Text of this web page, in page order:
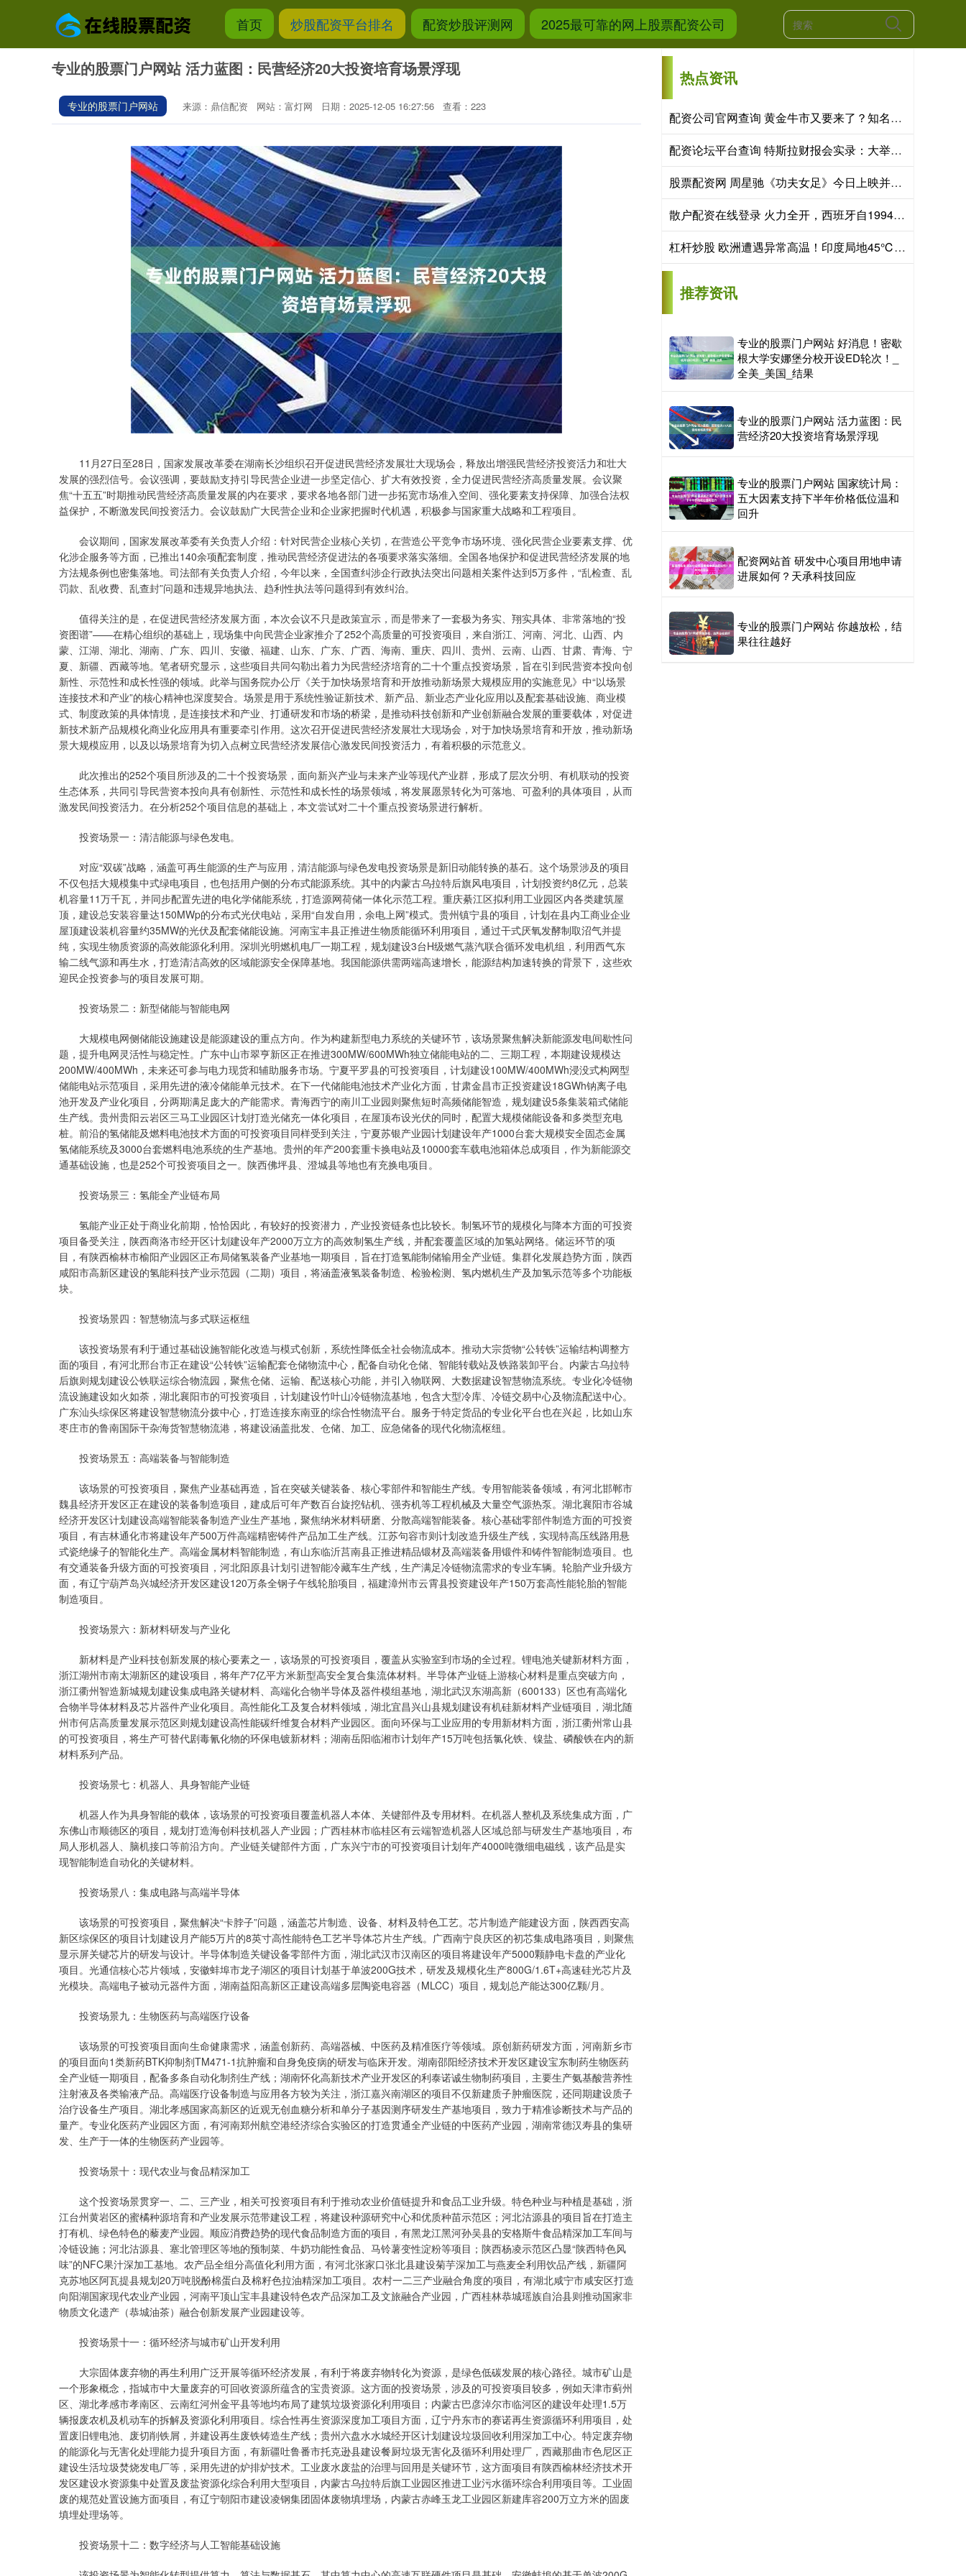
首页 炒股配资平台排名 配资炒股评测网 2025最可靠的网上股票配资公司
专业的股票门户网站 活力蓝图：民营经济20大投资培育场景浮现
专业的股票门户网站 来源：鼎信配资 网站：富灯网 日期：2025-12-05 16:27:56 查看：223
11月27日至28日，国家发展改革委在湖南长沙组织召开促进民营经济发展壮大现场会，释放出增强民营经济投资活力和壮大
发展的强烈信号。会议强调，要鼓励支持引导民营企业进一步坚定信心、扩大有效投资，全力促进民营经济高质量发展。会议聚
焦“十五五”时期推动民营经济高质量发展的内在要求，要求各地各部门进一步拓宽市场准入空间、强化要素支持保障、加强合法权
益保护，不断激发民间投资活力。会议鼓励广大民营企业和企业家把握时代机遇，积极参与国家重大战略和工程项目。
会议期间，国家发展改革委有关负责人介绍：针对民营企业核心关切，在营造公平竞争市场环境、强化民营企业要素支撑、优
化涉企服务等方面，已推出140余项配套制度，推动民营经济促进法的各项要求落实落细。全国各地保护和促进民营经济发展的地
方法规条例也密集落地。司法部有关负责人介绍，今年以来，全国查纠涉企行政执法突出问题相关案件达到5万多件，“乱检查、乱
罚款、乱收费、乱查封”问题和违规异地执法、趋利性执法等问题得到有效纠治。
值得关注的是，在促进民营经济发展方面，本次会议不只是政策宣示，而是带来了一套极为务实、翔实具体、非常落地的“投
资图谱”——在精心组织的基础上，现场集中向民营企业家推介了252个高质量的可投资项目，来自浙江、河南、河北、山西、内
蒙、江湖、湖北、湖南、广东、四川、安徽、福建、山东、广东、广西、海南、重庆、四川、贵州、云南、山西、甘肃、青海、宁
夏、新疆、西藏等地。笔者研究显示，这些项目共同勾勒出着力为民营经济培育的二十个重点投资场景，旨在引到民营资本投向创
新性、示范性和成长性强的领域。此举与国务院办公厅《关于加快场景培育和开放推动新场景大规模应用的实施意见》中“以场景
连接技术和产业”的核心精神也深度契合。场景是用于系统性验证新技术、新产品、新业态产业化应用以及配套基础设施、商业模
式、制度政策的具体情境，是连接技术和产业、打通研发和市场的桥梁，是推动科技创新和产业创新融合发展的重要载体，对促进
新技术新产品规模化商业化应用具有重要牵引作用。这次召开促进民营经济发展壮大现场会，对于加快场景培育和开放，推动新场
景大规模应用，以及以场景培育为切入点树立民营经济发展信心激发民间投资活力，有着积极的示范意义。
此次推出的252个项目所涉及的二十个投资场景，面向新兴产业与未来产业等现代产业群，形成了层次分明、有机联动的投资
生态体系，共同引导民营资本投向具有创新性、示范性和成长性的场景领域，将发展愿景转化为可落地、可盈利的具体项目，从而
激发民间投资活力。在分析252个项目信息的基础上，本文尝试对二十个重点投资场景进行解析。
投资场景一：清洁能源与绿色发电。
对应“双碳”战略，涵盖可再生能源的生产与应用，清洁能源与绿色发电投资场景是新旧动能转换的基石。这个场景涉及的项目
不仅包括大规模集中式绿电项目，也包括用户侧的分布式能源系统。其中的内蒙古乌拉特后旗风电项目，计划投资约8亿元，总装
机容量11万千瓦，并同步配置先进的电化学储能系统，打造源网荷储一体化示范工程。重庆綦江区拟利用工业园区内各类建筑屋
顶，建设总安装容量达150MWp的分布式光伏电站，采用“自发自用，余电上网”模式。贵州镇宁县的项目，计划在县内工商业企业
屋顶建设装机容量约35MW的光伏及配套储能设施。河南宝丰县正推进生物质能循环利用项目，通过干式厌氧发酵制取沼气并提
纯，实现生物质资源的高效能源化利用。深圳光明燃机电厂一期工程，规划建设3台H级燃气蒸汽联合循环发电机组，利用西气东
输二线气源和再生水，打造清洁高效的区域能源安全保障基地。我国能源供需两端高速增长，能源结构加速转换的背景下，这些欢
迎民企投资参与的项目发展可期。
投资场景二：新型储能与智能电网
大规模电网侧储能设施建设是能源建设的重点方向。作为构建新型电力系统的关键环节，该场景聚焦解决新能源发电间歇性问
题，提升电网灵活性与稳定性。广东中山市翠亨新区正在推进300MW/600MWh独立储能电站的二、三期工程，本期建设规模达
200MW/400MWh，未来还可参与电力现货和辅助服务市场。宁夏平罗县的可投资项目，计划建设100MW/400MWh浸没式构网型
储能电站示范项目，采用先进的液冷储能单元技术。在下一代储能电池技术产业化方面，甘肃金昌市正投资建设18GWh钠离子电
池开发及产业化项目，分两期满足庞大的产能需求。青海西宁的南川工业园则聚焦短时高频储能智造，规划建设5条集装箱式储能
生产线。贵州贵阳云岩区三马工业园区计划打造光储充一体化项目，在屋顶布设光伏的同时，配置大规模储能设备和多类型充电
桩。前沿的氢储能及燃料电池技术方面的可投资项目同样受到关注，宁夏苏银产业园计划建设年产1000台套大规模安全固态金属
氢储能系统及3000台套燃料电池系统的生产基地。贵州的年产200套重卡换电站及10000套车载电池箱体总成项目，作为新能源交
通基础设施，也是252个可投资项目之一。陕西佛坪县、澄城县等地也有充换电项目。
投资场景三：氢能全产业链布局
氢能产业正处于商业化前期，恰恰因此，有较好的投资潜力，产业投资链条也比较长。制氢环节的规模化与降本方面的可投资
项目备受关注，陕西商洛市经开区计划建设年产2000万立方的高效制氢生产线，并配套覆盖区域的加氢站网络。储运环节的项
目，有陕西榆林市榆阳产业园区正布局储氢装备产业基地一期项目，旨在打造氢能制储输用全产业链。集群化发展趋势方面，陕西
咸阳市高新区建设的氢能科技产业示范园（二期）项目，将涵盖液氢装备制造、检验检测、氢内燃机生产及加氢示范等多个功能板
块。
投资场景四：智慧物流与多式联运枢纽
该投资场景有利于通过基础设施智能化改造与模式创新，系统性降低全社会物流成本。推动大宗货物“公转铁”运输结构调整方
面的项目，有河北邢台市正在建设“公转铁”运输配套仓储物流中心，配备自动化仓储、智能转载站及铁路装卸平台。内蒙古乌拉特
后旗则规划建设公铁联运综合物流园，聚焦仓储、运输、配送核心功能，并引入物联网、大数据建设智慧物流系统。专业化冷链物
流设施建设如火如荼，湖北襄阳市的可投资项目，计划建设竹叶山冷链物流基地，包含大型冷库、冷链交易中心及物流配送中心。
广东汕头综保区将建设智慧物流分拨中心，打造连接东南亚的综合性物流平台。服务于特定货品的专业化平台也在兴起，比如山东
枣庄市的鲁南国际干杂海货智慧物流港，将建设涵盖批发、仓储、加工、应急储备的现代化物流枢纽。
投资场景五：高端装备与智能制造
该场景的可投资项目，聚焦产业基础再造，旨在突破关键装备、核心零部件和智能生产线。专用智能装备领域，有河北邯郸市
魏县经济开发区正在建设的装备制造项目，建成后可年产数百台旋挖钻机、强夯机等工程机械及大量空气源热泵。湖北襄阳市谷城
经济开发区计划建设高端智能装备制造产业生产基地，聚焦纳米材料研磨、分散高端智能装备。核心基础零部件制造方面的可投资
项目，有吉林通化市将建设年产500万件高端精密铸件产品加工生产线。江苏句容市则计划改造升级生产线，实现特高压线路用悬
式瓷绝缘子的智能化生产。高端金属材料智能制造，有山东临沂莒南县正推进精品锻材及高端装备用锻件和铸件智能制造项目。也
有交通装备升级方面的可投资项目，河北阳原县计划引进智能冷藏车生产线，生产满足冷链物流需求的专业车辆。轮胎产业升级方
面，有辽宁葫芦岛兴城经济开发区建设120万条全钢子午线轮胎项目，福建漳州市云霄县投资建设年产150万套高性能轮胎的智能
制造项目。
投资场景六：新材料研发与产业化
新材料是产业科技创新发展的核心要素之一，该场景的可投资项目，覆盖从实验室到市场的全过程。锂电池关键新材料方面，
浙江湖州市南太湖新区的建设项目，将年产7亿平方米新型高安全复合集流体材料。半导体产业链上游核心材料是重点突破方向，
浙江衢州智造新城规划建设集成电路关键材料、高端化合物半导体及器件模组基地，湖北武汉东湖高新（600133）区也有高端化
合物半导体材料及芯片器件产业化项目。高性能化工及复合材料领域，湖北宜昌兴山县规划建设有机硅新材料产业链项目，湖北随
州市何店高质量发展示范区则规划建设高性能碳纤维复合材料产业园区。面向环保与工业应用的专用新材料方面，浙江衢州常山县
的可投资项目，将生产可替代剧毒氰化物的环保电镀新材料；湖南岳阳临湘市计划年产15万吨包括氯化铁、镍盐、磷酸铁在内的新
材料系列产品。
投资场景七：机器人、具身智能产业链
机器人作为具身智能的载体，该场景的可投资项目覆盖机器人本体、关键部件及专用材料。在机器人整机及系统集成方面，广
东佛山市顺德区的项目，规划打造海创科技机器人产业园；广西桂林市临桂区有云端智造机器人区域总部与研发生产基地项目，布
局人形机器人、脑机接口等前沿方向。产业链关键部件方面，广东兴宁市的可投资项目计划年产4000吨微细电磁线，该产品是实
现智能制造自动化的关键材料。
投资场景八：集成电路与高端半导体
该场景的可投资项目，聚焦解决“卡脖子”问题，涵盖芯片制造、设备、材料及特色工艺。芯片制造产能建设方面，陕西西安高
新区综保区的项目计划建设月产能5万片的8英寸高性能特色工艺半导体芯片生产线。广西南宁良庆区的初芯集成电路项目，则聚焦
显示屏关键芯片的研发与设计。半导体制造关键设备零部件方面，湖北武汉市汉南区的项目将建设年产5000颗静电卡盘的产业化
项目。光通信核心芯片领域，安徽蚌埠市龙子湖区的项目计划基于单波200G技术，研发及规模化生产800G/1.6T+高速硅光芯片及
光模块。高端电子被动元器件方面，湖南益阳高新区正建设高端多层陶瓷电容器（MLCC）项目，规划总产能达300亿颗/月。
投资场景九：生物医药与高端医疗设备
该场景的可投资项目面向生命健康需求，涵盖创新药、高端器械、中医药及精准医疗等领域。原创新药研发方面，河南新乡市
的项目面向1类新药BTK抑制剂TM471-1抗肿瘤和自身免疫病的研发与临床开发。湖南邵阳经济技术开发区建设宝东制药生物医药
全产业链一期项目，配备多条自动化制剂生产线；湖南怀化高新技术产业开发区的利泰诺诚生物制药项目，主要生产氨基酸营养性
注射液及各类输液产品。高端医疗设备制造与应用各方较为关注，浙江嘉兴南湖区的项目不仅新建质子肿瘤医院，还同期建设质子
治疗设备生产项目。湖北孝感国家高新区的近观无创血糖分析和单分子基因测序研发生产基地项目，致力于精准诊断技术与产品的
量产。专业化医药产业园区方面，有河南郑州航空港经济综合实验区的打造贯通全产业链的中医药产业园，湖南常德汉寿县的集研
发、生产于一体的生物医药产业园等。
投资场景十：现代农业与食品精深加工
这个投资场景贯穿一、二、三产业，相关可投资项目有利于推动农业价值链提升和食品工业升级。特色种业与种植是基础，浙
江台州黄岩区的蜜橘种源培育和产业发展示范带建设工程，将建设种源研究中心和优质种苗示范区；河北沽源县的项目旨在打造主
打有机、绿色特色的藜麦产业园。顺应消费趋势的现代食品制造方面的项目，有黑龙江黑河孙吴县的安格斯牛食品精深加工车间与
冷链设施；河北沽源县、塞北管理区等地的预制菜、牛奶功能性食品、马铃薯变性淀粉等项目；陕西杨凌示范区凸显“陕西特色风
味”的NFC果汁深加工基地。农产品全组分高值化利用方面，有河北张家口张北县建设菊芋深加工与燕麦全利用饮品产线，新疆阿
克苏地区阿瓦提县规划20万吨脱酚棉蛋白及棉籽色拉油精深加工项目。农村一二三产业融合角度的项目，有湖北咸宁市咸安区打造
向阳湖国家现代农业产业园，河南平顶山宝丰县建设特色农产品深加工及文旅融合产业园，广西桂林恭城瑶族自治县则推动国家非
物质文化遗产（恭城油茶）融合创新发展产业园建设等。
投资场景十一：循环经济与城市矿山开发利用
大宗固体废弃物的再生利用广泛开展等循环经济发展，有利于将废弃物转化为资源，是绿色低碳发展的核心路径。城市矿山是
一个形象概念，指城市中大量废弃的可回收资源所蕴含的宝贵资源。这方面的投资场景，涉及的可投资项目较多，例如天津市蓟州
区、湖北孝感市孝南区、云南红河州金平县等地均布局了建筑垃圾资源化利用项目；内蒙古巴彦淖尔市临河区的建设年处理1.5万
辆报废农机及机动车的拆解及资源化利用项目。综合性再生资源深度加工项目方面，辽宁丹东市的赛诺再生资源循环利用项目，处
置废旧锂电池、废切削铁屑，并建设再生废铁铸造生产线；贵州六盘水水城经开区计划建设垃圾回收利用深加工中心。特定废弃物
的能源化与无害化处理能力提升项目方面，有新疆吐鲁番市托克逊县建设餐厨垃圾无害化及循环利用处理厂，西藏那曲市色尼区正
建设生活垃圾焚烧发电厂等，采用先进的炉排炉技术。工业废水废盐的治理与回用是关键环节，这方面项目有陕西榆林经济技术开
发区建设水资源集中处置及废盐资源化综合利用大型项目，内蒙古乌拉特后旗工业园区推进工业污水循环综合利用项目等。工业固
废的规范处置设施方面项目，有辽宁朝阳市建设凌钢集团固体废物填埋场，内蒙古赤峰玉龙工业园区新建库容200万立方米的固废
填埋处理场等。
投资场景十二：数字经济与人工智能基础设施
热点资讯
配资公司官网查询 黄金牛市又要来了？知名机构：两大逆风将转为顺风 现在是建仓好时机！
配资论坛平台查询 特斯拉财报会实录：大举押注机器人、自动驾驶与储能 资本开支持续扩张
股票配资网 周星驰《功夫女足》今日上映并曝特辑海报 四大看点揭秘喜剧盛宴！
散户配资在线登录 火力全开，西班牙自1994年后首次在世界杯淘汰赛阶段单场打入2球
杠杆炒股 欧洲遭遇异常高温！印度局地45℃！专家解析为何全球高温频频？
推荐资讯
专业的股票门户网站 好消息！密歇
根大学安娜堡分校开设ED轮次！_
全美_美国_结果
专业的股票门户网站 活力蓝图：民
营经济20大投资培育场景浮现
专业的股票门户网站 国家统计局：
五大因素支持下半年价格低位温和
回升
配资网站首 研发中心项目用地申请
进展如何？天承科技回应
专业的股票门户网站 你越放松，结
果往往越好